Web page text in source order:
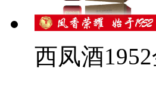
西凤酒